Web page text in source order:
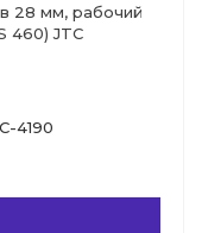
28 мм, рабочий
460) JTC
4190